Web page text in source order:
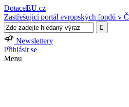
DotaceEU.cz
Zastřešující portál evropských fondů v
Newslettery
Přihlásit se
Menu